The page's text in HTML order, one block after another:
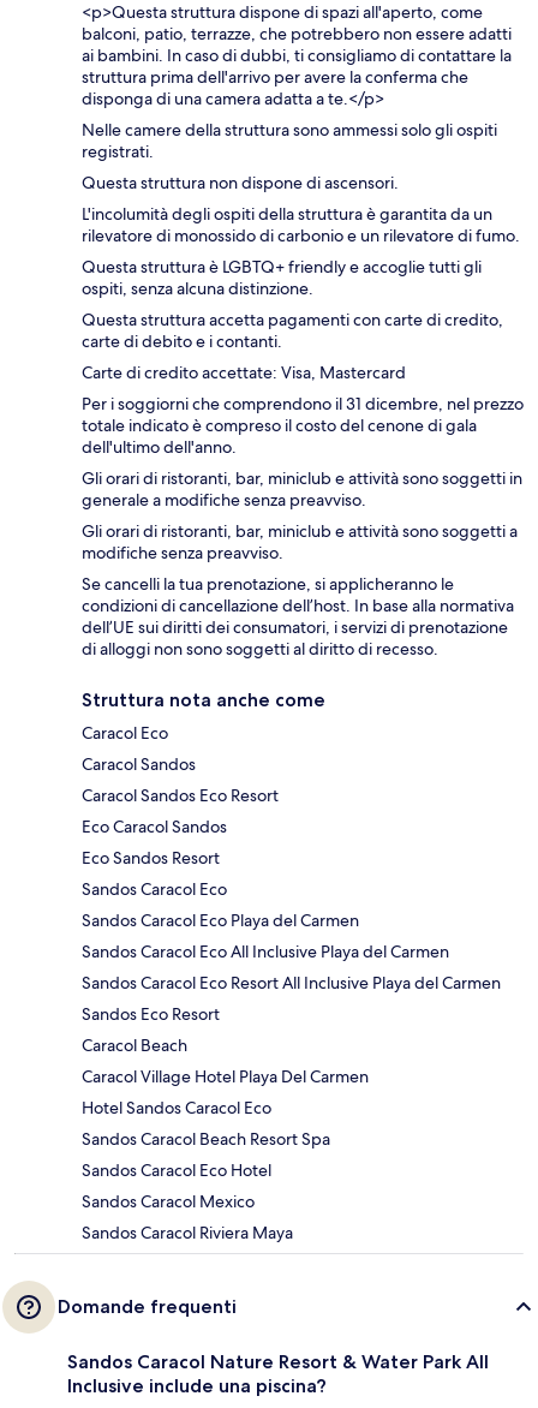
<p>Questa struttura dispone di spazi all'aperto, come
balconi, patio, terrazze, che potrebbero non essere adatti
ai bambini. In caso di dubbi, ti consigliamo di contattare la
struttura prima dell'arrivo per avere la conferma che
disponga di una camera adatta a te.</p>
Nelle camere della struttura sono ammessi solo gli ospiti
registrati.
Questa struttura non dispone di ascensori.
L'incolumità degli ospiti della struttura è garantita da un
rilevatore di monossido di carbonio e un rilevatore di fumo.
Questa struttura è LGBTQ+ friendly e accoglie tutti gli
ospiti, senza alcuna distinzione.
Questa struttura accetta pagamenti con carte di credito,
carte di debito e i contanti.
Carte di credito accettate: Visa, Mastercard
Per i soggiorni che comprendono il 31 dicembre, nel prezzo
totale indicato è compreso il costo del cenone di gala
dell'ultimo dell'anno.
Gli orari di ristoranti, bar, miniclub e attività sono soggetti in
generale a modifiche senza preavviso.
Gli orari di ristoranti, bar, miniclub e attività sono soggetti a
modifiche senza preavviso.
Se cancelli la tua prenotazione, si applicheranno le
condizioni di cancellazione dell’host. In base alla normativa
dell’UE sui diritti dei consumatori, i servizi di prenotazione
di alloggi non sono soggetti al diritto di recesso.
Struttura nota anche come
Caracol Eco
Caracol Sandos
Caracol Sandos Eco Resort
Eco Caracol Sandos
Eco Sandos Resort
Sandos Caracol Eco
Sandos Caracol Eco Playa del Carmen
Sandos Caracol Eco All Inclusive Playa del Carmen
Sandos Caracol Eco Resort All Inclusive Playa del Carmen
Sandos Eco Resort
Caracol Beach
Caracol Village Hotel Playa Del Carmen
Hotel Sandos Caracol Eco
Sandos Caracol Beach Resort Spa
Sandos Caracol Eco Hotel
Sandos Caracol Mexico
Sandos Caracol Riviera Maya
Domande frequenti
Sandos Caracol Nature Resort & Water Park All
Inclusive include una piscina?